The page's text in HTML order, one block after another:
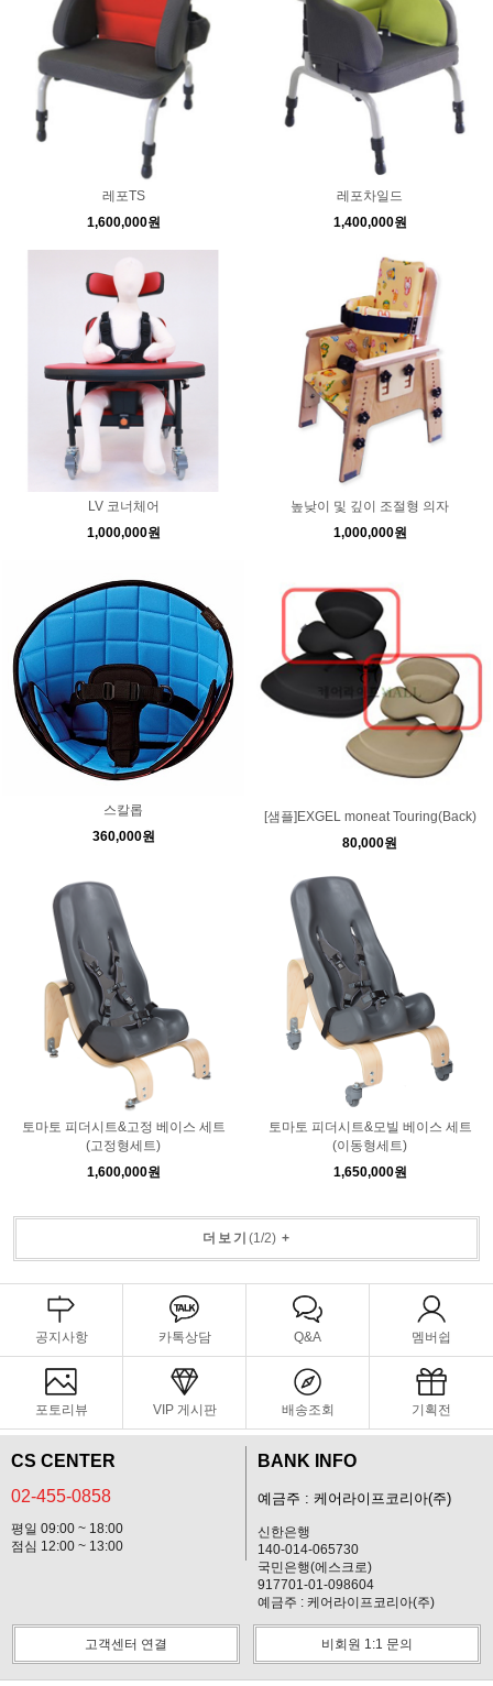
레포TS
1,600,000원
레포차일드
1,400,000원
LV 코너체어
1,000,000원
높낮이 및 깊이 조절형 의자
1,000,000원
스칼롭
360,000원
[샘플]EXGEL moneat Touring(Back)
80,000원
토마토 피더시트&고정 베이스 세트
(고정형세트)
1,600,000원
토마토 피더시트&모빌 베이스 세트
(이동형세트)
1,650,000원
더보기 (1/2)+
공지사항 카톡상담 Q&A 멤버쉽
포토리뷰 VIP 게시판 배송조회 기획전
CS CENTER
02-455-0858
평일 09:00 ~ 18:00
점심 12:00 ~ 13:00
BANK INFO
예금주 : 케어라이프코리아(주)
신한은행
140-014-065730
국민은행(에스크로)
917701-01-098604
예금주 : 케어라이프코리아(주)
고객센터 연결 비회원 1:1 문의